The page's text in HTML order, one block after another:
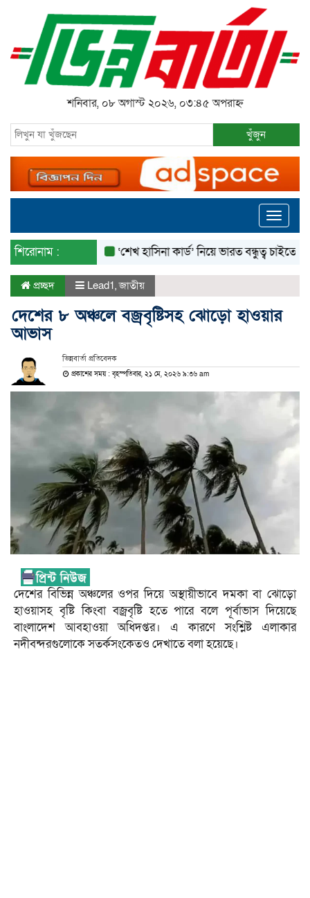
শনিবার, ০৮ অগাস্ট ২০২৬, ০৩:৪৫ অপরাহ্ন
খুঁজুন
Toggle
শিরোনাম : ‘শেখ হাসিনা কার্ড’ নিয়ে ভারত বন্ধুত্ব চাইতে পারে না:
প্রচ্ছদ Lead1,জাতীয়
দেশের ৮ অঞ্চলে বজ্রবৃষ্টিসহ ঝোড়ো হাওয়ার
আভাস
ভিন্নবার্তা প্রতিবেদক
প্রকাশের সময় : বৃহস্পতিবার, ২১ মে, ২০২৬ ৯:৩৬ am
দেশের বিভিন্ন অঞ্চলের ওপর দিয়ে অস্থায়ীভাবে দমকা বা ঝোড়ো
হাওয়াসহ বৃষ্টি কিংবা বজ্রবৃষ্টি হতে পারে বলে পূর্বাভাস দিয়েছে
বাংলাদেশ আবহাওয়া অধিদপ্তর। এ কারণে সংশ্লিষ্ট এলাকার
নদীবন্দরগুলোকে সতর্কসংকেতও দেখাতে বলা হয়েছে।